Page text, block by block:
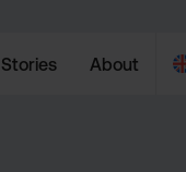
About